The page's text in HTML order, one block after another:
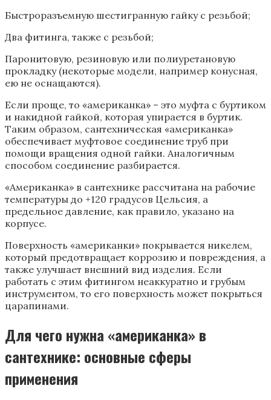
Быстроразъемную шестигранную гайку с резьбой;
Два фитинга, также с резьбой;
Паронитовую, резиновую или полиуретановую
прокладку (некоторые модели, например конусная,
ею не оснащаются).
Если проще, то «американка» – это муфта с буртиком
и накидной гайкой, которая упирается в буртик.
Таким образом, сантехническая «американка»
обеспечивает муфтовое соединение труб при
помощи вращения одной гайки. Аналогичным
способом соединение разбирается.
«Американка» в сантехнике рассчитана на рабочие
температуры до +120 градусов Цельсия, а
предельное давление, как правило, указано на
корпусе.
Поверхность «американки» покрывается никелем,
который предотвращает коррозию и повреждения, а
также улучшает внешний вид изделия. Если
работать с этим фитингом неаккуратно и грубым
инструментом, то его поверхность может покрыться
царапинами.
Для чего нужна «американка» в
сантехнике: основные сферы
применения